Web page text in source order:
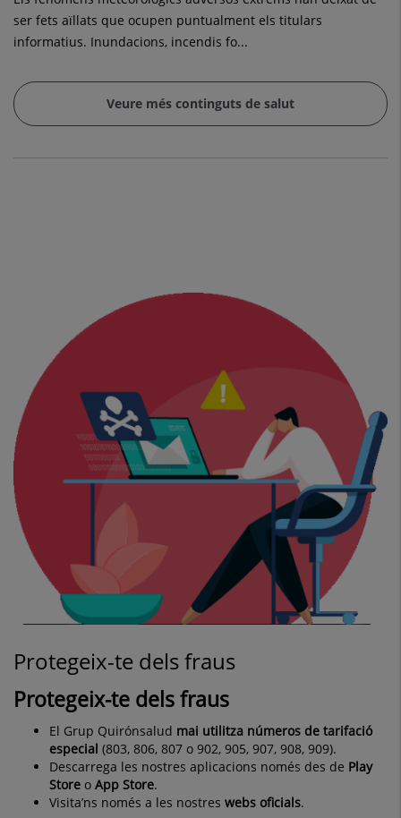
ser fets aïllats que ocupen puntualment els titulars
informatius. Inundacions, incendis fo...
Veure més continguts de salut
Protegeix-te dels fraus
Protegeix-te dels fraus
El Grup Quirónsalud mai utilitza números de tarifació
especial (803, 806, 807 o 902, 905, 907, 908, 909).
Descarrega les nostres aplicacions només des de Play
Store o App Store.
Visita’ns només a les nostres webs oficials.